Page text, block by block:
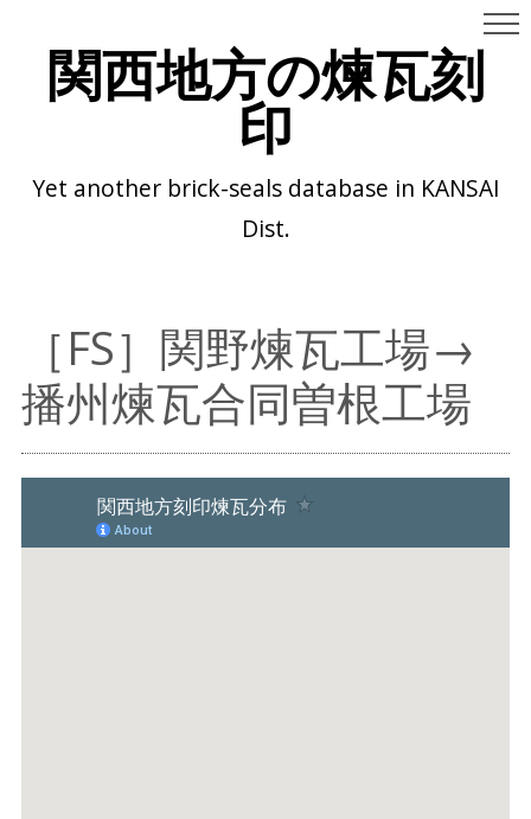
関西地方の煉瓦刻
印
Yet another brick-seals database in KANSAI
Dist.
［FS］関野煉瓦工場→
播州煉瓦合同曽根工場